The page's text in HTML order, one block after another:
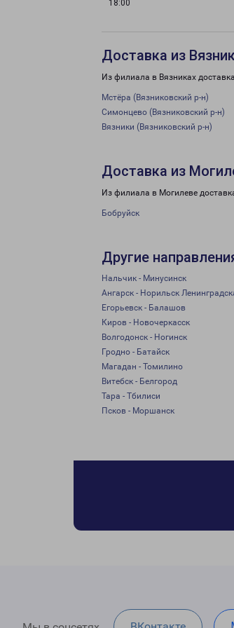
18:00
Доставка из
Из филиала в Вязниках
Мстёра (Вязниковский р-н)
Симонцево (Вязниковский р-н)
Вязники (Вязниковский р-н)
Доставка из
Из филиала в Могилеве
Бобруйск
Другие
Нальчик - Минусинск
Ангарск - Норильск
Егорьевск - Балашов
Киров - Новочеркасск
Волгодонск - Ногинск
Гродно - Батайск
Магадан - Томилино
Витебск - Белгород
Тара - Тбилиси
Псков - Моршанск